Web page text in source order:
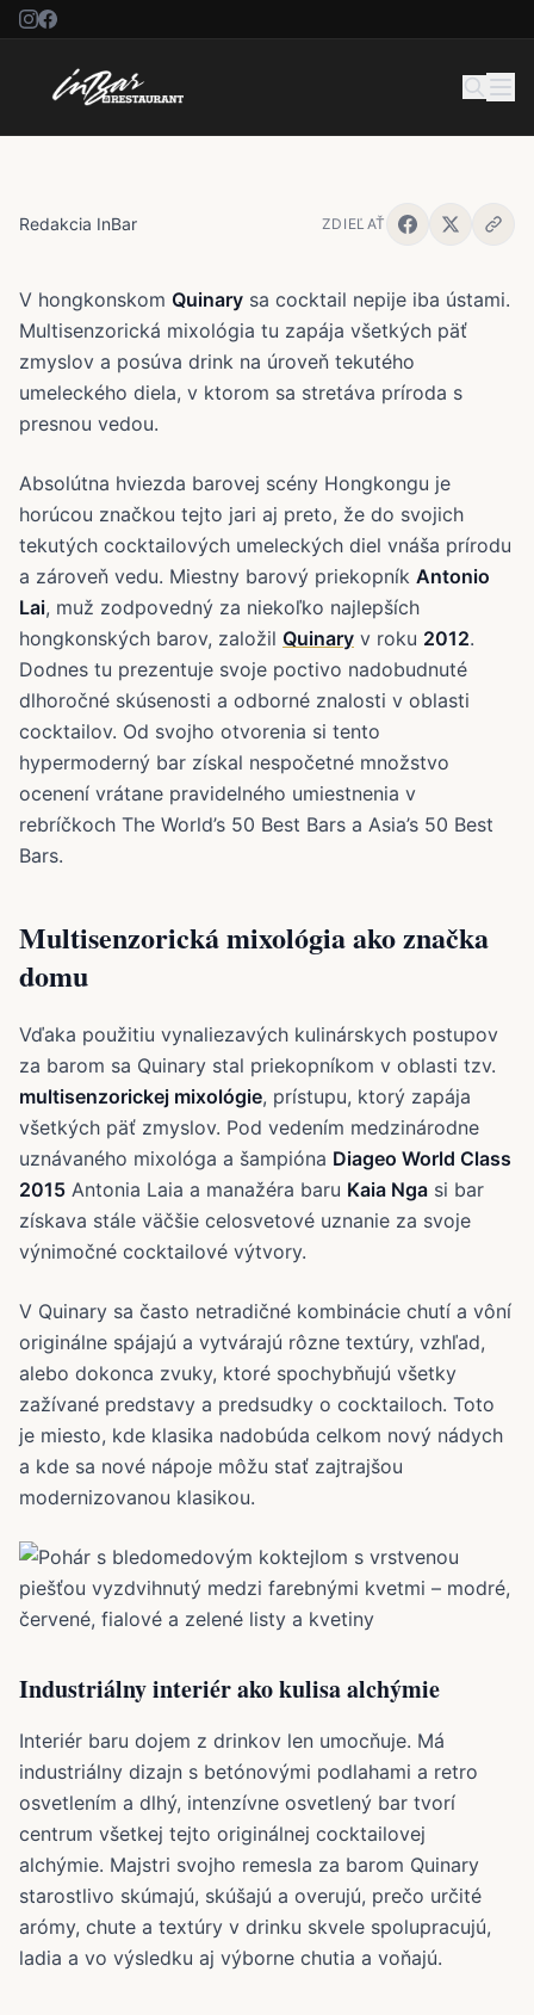
Quinary v Hongkongu spája
prírodu a vedu v pohári
Redakcia InBar ZDIEĽAŤ
V hongkonskom Quinary sa cocktail nepije iba ústami.
Multisenzorická mixológia tu zapája všetkých päť
zmyslov a posúva drink na úroveň tekutého
umeleckého diela, v ktorom sa stretáva príroda s
presnou vedou.
Absolútna hviezda barovej scény Hongkongu je
horúcou značkou tejto jari aj preto, že do svojich
tekutých cocktailových umeleckých diel vnáša prírodu
a zároveň vedu. Miestny barový priekopník Antonio
Lai, muž zodpovedný za niekoľko najlepších
hongkonských barov, založil Quinary v roku 2012.
Dodnes tu prezentuje svoje poctivo nadobudnuté
dlhoročné skúsenosti a odborné znalosti v oblasti
cocktailov. Od svojho otvorenia si tento
hypermoderný bar získal nespočetné množstvo
ocenení vrátane pravidelného umiestnenia v
rebríčkoch The World’s 50 Best Bars a Asia’s 50 Best
Bars.
Multisenzorická mixológia ako značka
domu
Vďaka použitiu vynaliezavých kulinárskych postupov
za barom sa Quinary stal priekopníkom v oblasti tzv.
multisenzorickej mixológie, prístupu, ktorý zapája
všetkých päť zmyslov. Pod vedením medzinárodne
uznávaného mixológa a šampióna Diageo World Class
2015 Antonia Laia a manažéra baru Kaia Nga si bar
získava stále väčšie celosvetové uznanie za svoje
výnimočné cocktailové výtvory.
V Quinary sa často netradičné kombinácie chutí a vôní
originálne spájajú a vytvárajú rôzne textúry, vzhľad,
alebo dokonca zvuky, ktoré spochybňujú všetky
zažívané predstavy a predsudky o cocktailoch. Toto
je miesto, kde klasika nadobúda celkom nový nádych
a kde sa nové nápoje môžu stať zajtrajšou
modernizovanou klasikou.
Industriálny interiér ako kulisa alchýmie
Interiér baru dojem z drinkov len umocňuje. Má
industriálny dizajn s betónovými podlahami a retro
osvetlením a dlhý, intenzívne osvetlený bar tvorí
centrum všetkej tejto originálnej cocktailovej
alchýmie. Majstri svojho remesla za barom Quinary
starostlivo skúmajú, skúšajú a overujú, prečo určité
arómy, chute a textúry v drinku skvele spolupracujú,
ladia a vo výsledku aj výborne chutia a voňajú.